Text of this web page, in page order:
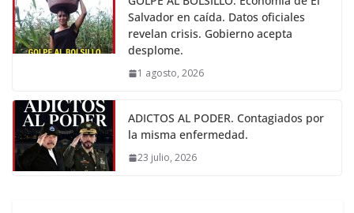
Salvador en caída. Datos oficiales
revelan crisis. Gobierno acepta
desplome.
1 agosto, 2026
ADICTOS AL PODER. Contagiados por
la misma enfermedad.
23 julio, 2026